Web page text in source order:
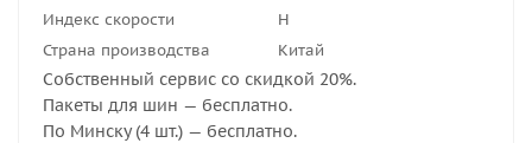
Индекс скорости
H
Страна производства
Китай
Собственный сервис со скидкой 20%.
Пакеты для шин — бесплатно.
По Минску (4 шт.) — бесплатно.